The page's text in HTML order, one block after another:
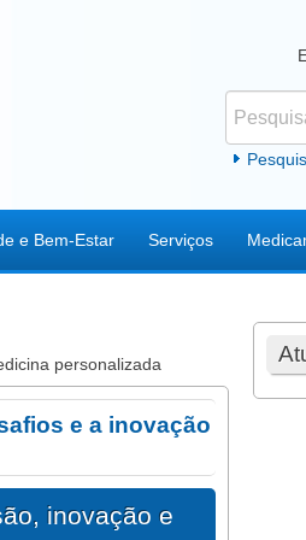
e Bem-Estar Serviços
personalizada
e a inovação
inovação e